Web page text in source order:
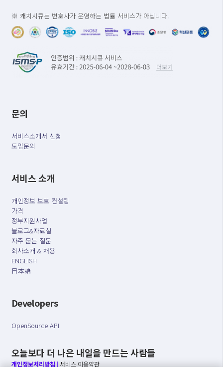
※ 캐치시큐는 변호사가 운영하는 법률 서비스가 아닙니다.
문의
서비스소개서 신청
도입문의
서비스 소개
개인정보 보호 컨설팅
가격
정부지원사업
블로그&자료실
자주 묻는 질문
회사소개 & 채용
ENGLISH
日本語
Developers
OpenSource API
오늘보다 더 나은 내일을 만드는 사람들
개인정보처리방침 | 서비스 이용약관